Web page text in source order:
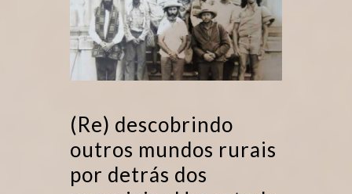
(Re) descobrindo
outros mundos rurais
por detrás dos